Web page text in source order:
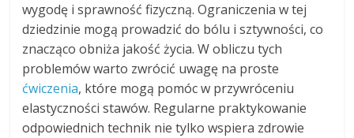
wygodę i sprawność fizyczną. Ograniczenia w tej
dziedzinie mogą prowadzić do bólu i sztywności, co
znacząco obniża jakość życia. W obliczu tych
problemów warto zwrócić uwagę na proste
ćwiczenia, które mogą pomóc w przywróceniu
elastyczności stawów. Regularne praktykowanie
odpowiednich technik nie tylko wspiera zdrowie